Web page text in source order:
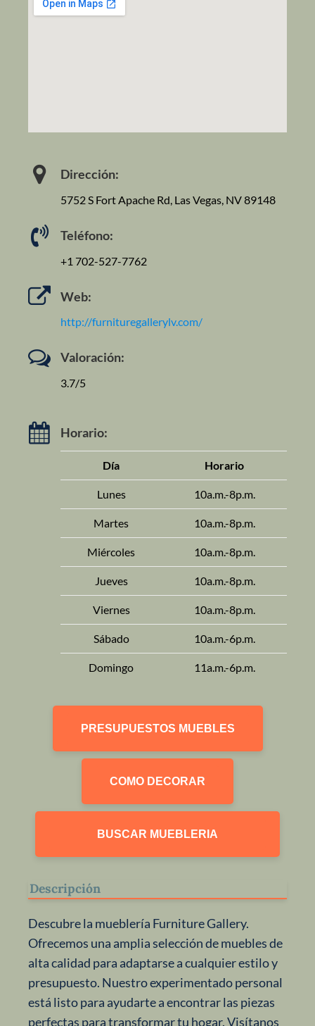
Dirección:
5752 S Fort Apache Rd, Las Vegas, NV 89148
Teléfono:
+1 702-527-7762
Web:
http://furnituregallerylv.com/
Valoración:
3.7/5
Horario:
Día Horario
Lunes 10a.m.-8p.m.
Martes 10a.m.-8p.m.
Miércoles 10a.m.-8p.m.
Jueves 10a.m.-8p.m.
Viernes 10a.m.-8p.m.
Sábado 10a.m.-6p.m.
Domingo 11a.m.-6p.m.
PRESUPUESTOS MUEBLES
COMO DECORAR
BUSCAR MUEBLERIA
Descripción
Descubre la mueblería Furniture Gallery.
Ofrecemos una amplia selección de muebles de
alta calidad para adaptarse a cualquier estilo y
presupuesto. Nuestro experimentado personal
está listo para ayudarte a encontrar las piezas
perfectas para transformar tu hogar. Visítanos